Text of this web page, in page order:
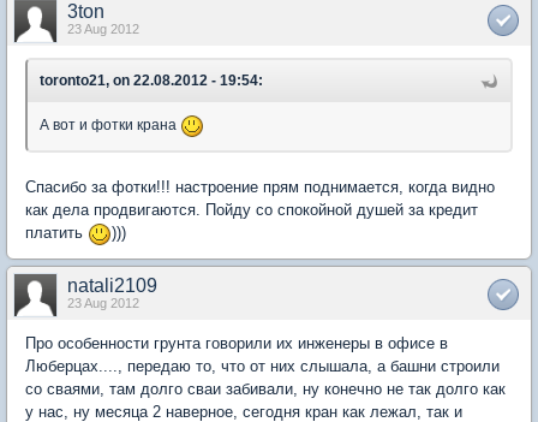
3ton
23 Aug 2012
toronto21, on 22.08.2012 - 19:54:
А вот и фотки крана
Спасибо за фотки!!! настроение прям поднимается, когда видно
как дела продвигаются. Пойду со спокойной душей за кредит
платить
)))
natali2109
23 Aug 2012
Про особенности грунта говорили их инженеры в офисе в
Люберцах...., передаю то, что от них слышала, а башни строили
со сваями, там долго сваи забивали, ну конечно не так долго как
у нас, ну месяца 2 наверное, сегодня кран как лежал, так и